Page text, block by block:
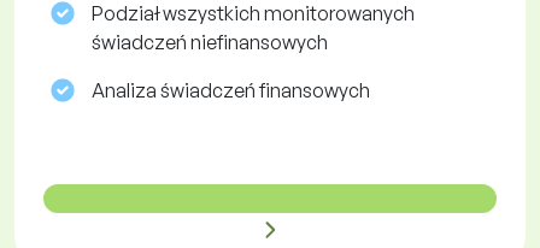
Podział wszystkich monitorowanych
świadczeń niefinansowych
Analiza świadczeń finansowych